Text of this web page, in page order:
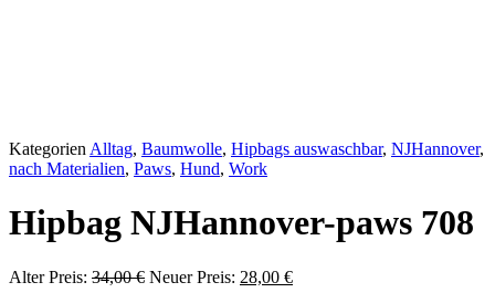
Kategorien Alltag, Baumwolle, Hipbags auswaschbar, NJHannover,
nach Materialien, Paws, Hund, Work
Hipbag NJHannover-paws 708
Alter Preis: 34,00€ Ursprünglicher
Neuer Preis: 28,00 €Aktueller